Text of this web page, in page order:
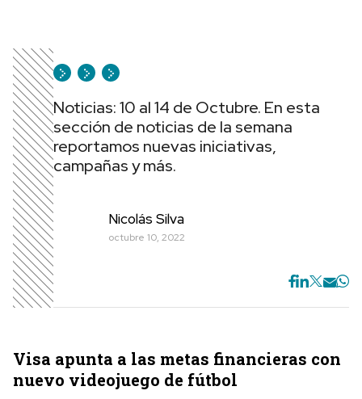
Noticias: 10 al 14 de Octubre. En esta
sección de noticias de la semana
reportamos nuevas iniciativas,
campañas y más.
Nicolás Silva
octubre 10, 2022
Visa apunta a las metas financieras con
nuevo videojuego de fútbol